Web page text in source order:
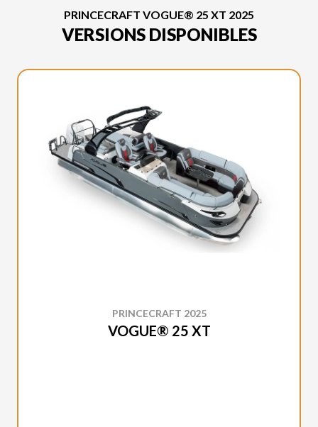
PRINCECRAFT VOGUE® 25 XT 2025
VERSIONS DISPONIBLES
PRINCECRAFT 2025
VOGUE® 25 XT